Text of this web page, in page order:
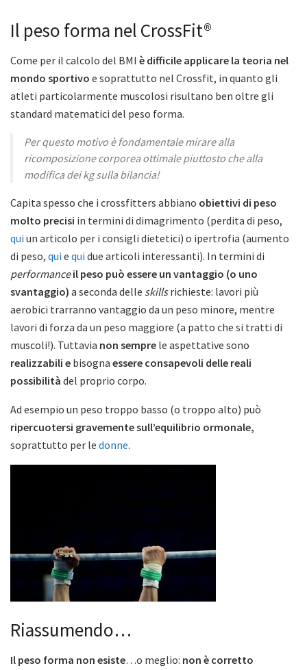
Il peso forma nel CrossFit®
Come per il calcolo del BMI è difficile applicare la teoria nel
mondo sportivo e soprattutto nel Crossfit, in quanto gli
atleti particolarmente muscolosi risultano ben oltre gli
standard matematici del peso forma.
Per questo motivo è fondamentale mirare alla
ricomposizione corporea ottimale piuttosto che alla
modifica dei kg sulla bilancia!
Capita spesso che i crossfitters abbiano obiettivi di peso
molto precisi in termini di dimagrimento (perdita di peso,
qui un articolo per i consigli dietetici) o ipertrofia (aumento
di peso, qui e qui due articoli interessanti). In termini di
performance il peso può essere un vantaggio (o uno
svantaggio) a seconda delle skillsrichieste: lavori più
aerobici trarranno vantaggio da un peso minore, mentre
lavori di forza da un peso maggiore (a patto che si tratti di
muscoli!). Tuttavia non sempre le aspettative sono
realizzabili e bisogna essere consapevoli delle reali
possibilità del proprio corpo.
Ad esempio un peso troppo basso (o troppo alto) può
ripercuotersi gravemente sull’equilibrio ormonale,
soprattutto per le donne.
Riassumendo…
Il peso forma non esiste…o meglio: non è corretto